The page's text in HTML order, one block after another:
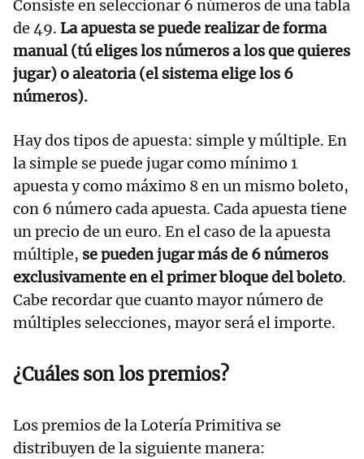
Consiste en seleccionar 6 números de una tabla
de 49. La apuesta se puede realizar de forma
manual (tú eliges los números a los que quieres
jugar) o aleatoria (el sistema elige los 6
números).
Hay dos tipos de apuesta: simple y múltiple. En
la simple se puede jugar como mínimo 1
apuesta y como máximo 8 en un mismo boleto,
con 6 número cada apuesta. Cada apuesta tiene
un precio de un euro. En el caso de la apuesta
múltiple, se pueden jugar más de 6 números
exclusivamente en el primer bloque del boleto.
Cabe recordar que cuanto mayor número de
múltiples selecciones, mayor será el importe.
¿Cuáles son los premios?
Los premios de la Lotería Primitiva se
distribuyen de la siguiente manera: